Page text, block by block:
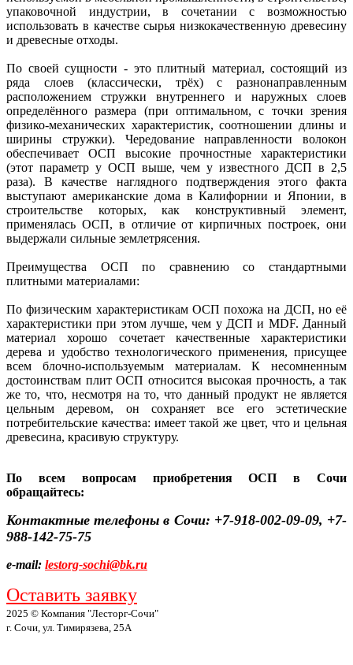
упаковочной индустрии, в сочетании с возможностью
использовать в качестве сырья низкокачественную древесину
и древесные отходы.
По своей сущности - это плитный материал, состоящий из
ряда слоев (классически, трёх) с разнонаправленным
расположением стружки внутреннего и наружных слоев
определённого размера (при оптимальном, с точки зрения
физико-механических характеристик, соотношении длины и
ширины стружки). Чередование направленности волокон
обеспечивает ОСП высокие прочностные характеристики
(этот параметр у ОСП выше, чем у известного ДСП в 2,5
раза). В качестве наглядного подтверждения этого факта
выступают американские дома в Калифорнии и Японии, в
строительстве которых, как конструктивный элемент,
применялась ОСП, в отличие от кирпичных построек, они
выдержали сильные землетрясения.
Преимущества ОСП по сравнению со стандартными
плитными материалами:
По физическим характеристикам ОСП похожа на ДСП, но её
характеристики при этом лучше, чем у ДСП и MDF. Данный
материал хорошо сочетает качественные характеристики
дерева и удобство технологического применения, присущее
всем блочно-используемым материалам. К несомненным
достоинствам плит ОСП относится высокая прочность, а так
же то, что, несмотря на то, что данный продукт не является
цельным деревом, он сохраняет все его эстетические
потребительские качества: имеет такой же цвет, что и цельная
древесина, красивую структуру.
По всем вопросам приобретения ОСП в Сочи
обращайтесь:
Контактные телефоны в Сочи: +7-918-002-09-09, +7-
988-142-75-75
e-mail: lestorg-sochi@bk.ru
Оставить заявку
2025 © Компания "Лесторг-Сочи"
г. Сочи, ул. Тимирязева, 25А